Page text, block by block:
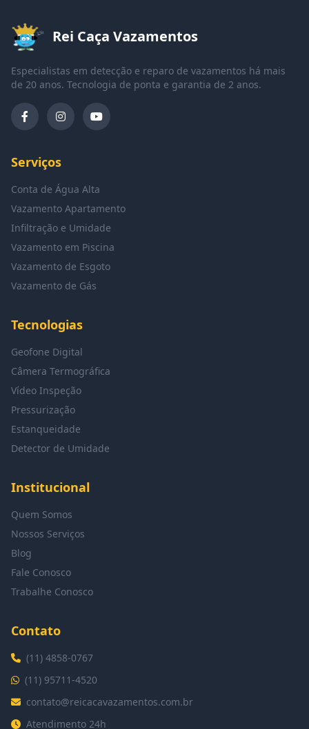
Rei Caça Vazamentos
Especialistas em detecção e reparo de vazamentos há mais
de 20 anos. Tecnologia de ponta e garantia de 2 anos.
Serviços
Conta de Água Alta
Vazamento Apartamento
Infiltração e Umidade
Vazamento em Piscina
Vazamento de Esgoto
Vazamento de Gás
Tecnologias
Geofone Digital
Câmera Termográfica
Vídeo Inspeção
Pressurização
Estanqueidade
Detector de Umidade
Institucional
Quem Somos
Nossos Serviços
Blog
Fale Conosco
Trabalhe Conosco
Contato
(11) 4858-0767
(11) 95711-4520
contato@reicacavazamentos.com.br
Atendimento 24h